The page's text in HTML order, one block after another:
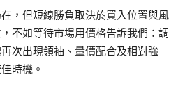
，但短線勝負取決於買入位置與風
不如等待市場用價格告訴我們：調
次出現領袖、量價配合及相對強
時機。